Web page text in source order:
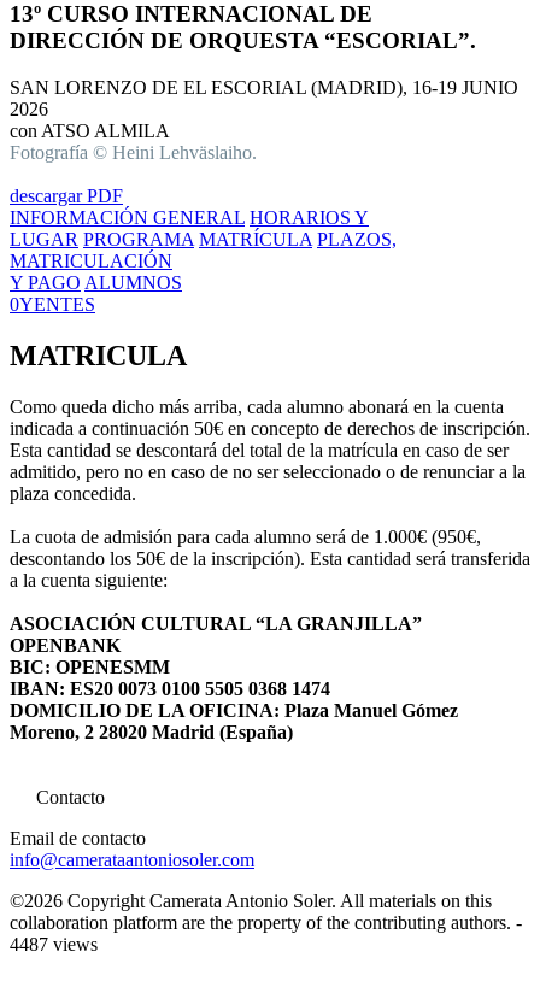
13º CURSO INTERNACIONAL DE
DIRECCIÓN DE ORQUESTA “ESCORIAL”.
SAN LORENZO DE EL ESCORIAL (MADRID), 16-19 JUNIO
2026
con ATSO ALMILA
Fotografía © Heini Lehväslaiho.
descargar PDF
INFORMACIÓN GENERAL HORARIOS Y
LUGAR PROGRAMA MATRÍCULA PLAZOS,
MATRICULACIÓN
Y PAGO ALUMNOS
0YENTES
MATRICULA
Como queda dicho más arriba, cada alumno abonará en la cuenta
indicada a continuación 50€ en concepto de derechos de inscripción.
Esta cantidad se descontará del total de la matrícula en caso de ser
admitido, pero no en caso de no ser seleccionado o de renunciar a la
plaza concedida.
La cuota de admisión para cada alumno será de 1.000€ (950€,
descontando los 50€ de la inscripción). Esta cantidad será transferida
a la cuenta siguiente:
ASOCIACIÓN CULTURAL “LA GRANJILLA”
OPENBANK
BIC: OPENESMM
IBAN: ES20 0073 0100 5505 0368 1474
DOMICILIO DE LA OFICINA: Plaza Manuel Gómez
Moreno, 2 28020 Madrid (España)
Contacto
Email de contacto
info@camerataantoniosoler.com
©2026 Copyright Camerata Antonio Soler. All materials on this
collaboration platform are the property of the contributing authors. -
4487 views